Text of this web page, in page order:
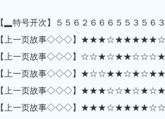
【▂特号开次】５５６２６６６５５３５６
【上一页故事◇◇◇】
【上一页故事◇◇◇】
【上一页故事◇◇◇】
【上一页故事◇◇◇】
【上一页故事◇◇◇】